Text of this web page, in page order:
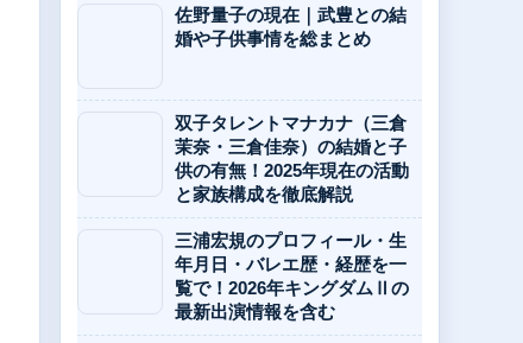
佐野量子の現在｜武豊との結
婚や子供事情を総まとめ
双子タレントマナカナ（三倉
茉奈・三倉佳奈）の結婚と子
供の有無！2025年現在の活動
と家族構成を徹底解説
三浦宏規のプロフィール・生
年月日・バレエ歴・経歴を一
覧で！2026年キングダムⅡの
最新出演情報を含む